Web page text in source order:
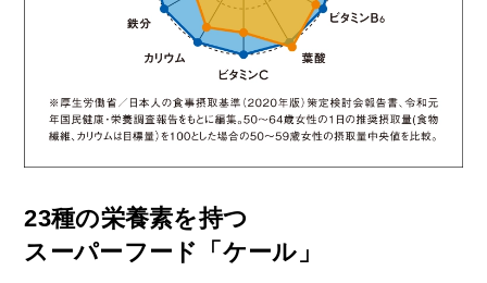
23種の栄養素を持つ
スーパーフード「ケール」